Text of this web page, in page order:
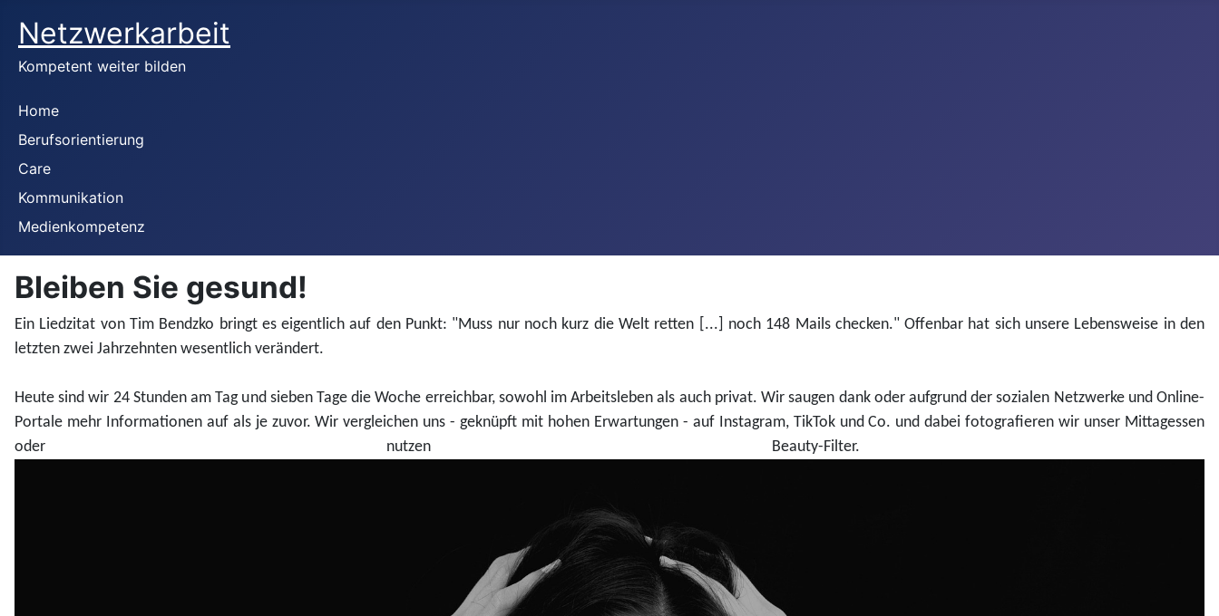
Netzwerkarbeit
Kompetent weiter bilden
Home
Berufsorientierung
Care
Kommunikation
Medienkompetenz
Bleiben Sie gesund!
Ein Liedzitat von Tim Bendzko bringt es eigentlich auf den Punkt: "Muss nur noch kurz die Welt retten [...] noch 148 Mails checken." Offenbar hat sich unsere Lebensweise in den
letzten zwei Jahrzehnten wesentlich verändert.
Heute sind wir 24 Stunden am Tag und sieben Tage die Woche erreichbar, sowohl im Arbeitsleben als auch privat. Wir saugen dank oder aufgrund der sozialen Netzwerke und Online-
Portale mehr Informationen auf als je zuvor. Wir vergleichen uns - geknüpft mit hohen Erwartungen - auf Instagram, TikTok und Co. und dabei fotografieren wir unser Mittagessen
oder nutzen Beauty-Filter.